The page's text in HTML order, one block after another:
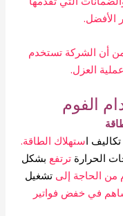
الأفضل.
أن الشركة تستخدم
العزل.
الفوم
استهلاك الطاقة.
الحرارة ترتفع بشكل
من الحاجة إلى تشغيل
في خفض فواتير